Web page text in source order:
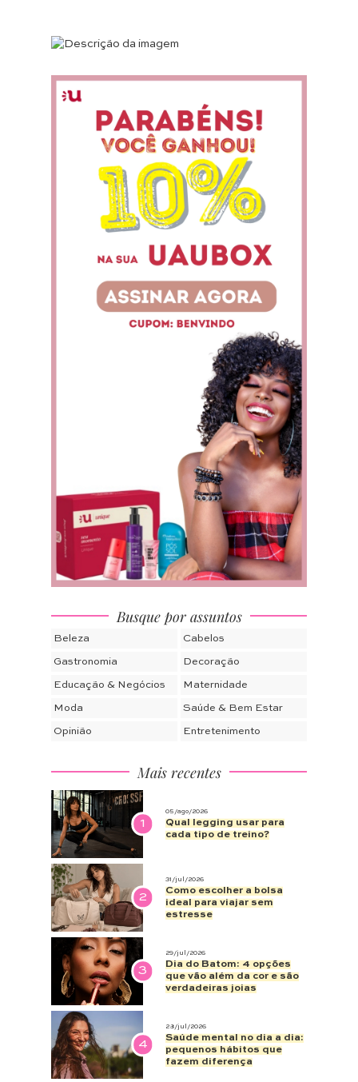
Busque por assuntos
Beleza Cabelos
Gastronomia Decoração
Educação & Negócios Maternidade
Moda Saúde & Bem Estar
Opinião Entretenimento
Mais recentes
1
05/ago/2026
Qual legging usar para
cada tipo de treino?
2
31/jul/2026
Como escolher a bolsa
ideal para viajar sem
estresse
3
29/jul/2026
Dia do Batom: 4 opções
que vão além da cor e são
verdadeiras joias
4
28/jul/2026
Saúde mental no dia a dia:
pequenos hábitos que
fazem diferença